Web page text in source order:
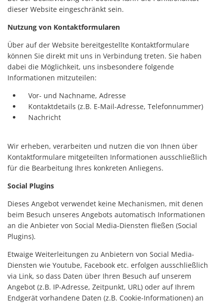
dieser Website eingeschränkt sein.
Nutzung von Kontaktformularen
Über auf der Website bereitgestellte Kontaktformulare
können Sie direkt mit uns in Verbindung treten. Sie haben
dabei die Möglichkeit, uns insbesondere folgende
Informationen mitzuteilen:
Vor- und Nachname, Adresse
Kontaktdetails (z.B. E-Mail-Adresse, Telefonnummer)
Nachricht
Wir erheben, verarbeiten und nutzen die von Ihnen über
Kontaktformulare mitgeteilten Informationen ausschließlich
für die Bearbeitung Ihres konkreten Anliegens.
Social Plugins
Dieses Angebot verwendet keine Mechanismen, mit denen
beim Besuch unseres Angebots automatisch Informationen
an die Anbieter von Social Media-Diensten fließen (Social
Plugins).
Etwaige Weiterleitungen zu Anbietern von Social Media-
Diensten wie Youtube, Facebook etc. erfolgen ausschließlich
via Link, so dass Daten über Ihren Besuch auf unserem
Angebot (z.B. IP-Adresse, Zeitpunkt, URL) oder auf Ihrem
Endgerät vorhandene Daten (z.B. Cookie-Informationen) an